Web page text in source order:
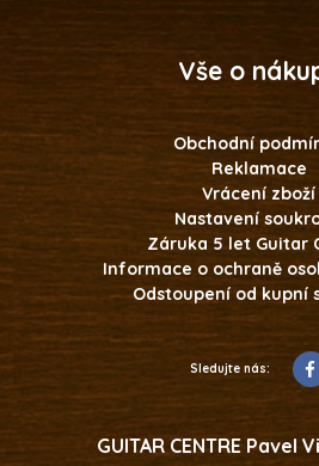
Vše o
Obchodní
Reklamace
Vrácení zboží
Nastavení
Záruka 5 let Guitar
Informace o ochraně
Odstoupení od kupní
Sledujte nás:
GUITAR CENTRE Pavel